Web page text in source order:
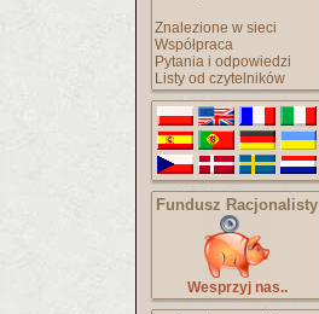
Znalezione w sieci
Współpraca
Pytania i odpowiedzi
Listy od czytelników
Fundusz Racjonalisty
Wesprzyj nas..